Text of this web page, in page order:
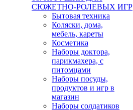
СЮЖЕТНО-РОЛЕВЫХ ИГР
Бытовая техника
Коляски, дома,
мебель, кареты
Косметика
Наборы доктора,
парикмахера, с
питомцами
Наборы посуды,
продуктов и игр в
магазин
Наборы солдатиков